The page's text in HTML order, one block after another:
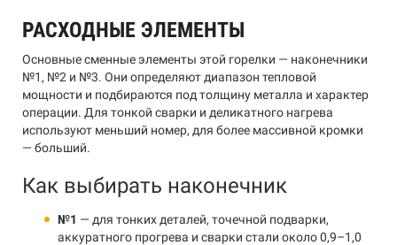
РАСХОДНЫЕ ЭЛЕМЕНТЫ
Основные сменные элементы этой горелки — наконечники
№1, №2 и №3. Они определяют диапазон тепловой
мощности и подбираются под толщину металла и характер
операции. Для тонкой сварки и деликатного нагрева
используют меньший номер, для более массивной кромки
— больший.
Как выбирать наконечник
№1 — для тонких деталей, точечной подварки,
аккуратного прогрева и сварки стали около 0,9–1,0